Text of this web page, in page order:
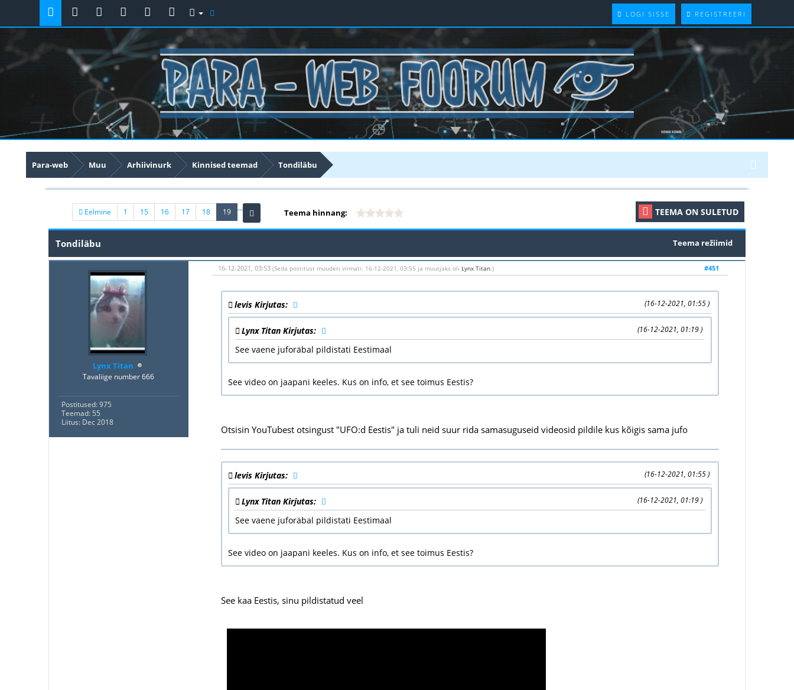
LOGI SISSE REGISTREERI
Para-web Muu Arhiivinurk Kinnised teemad Tondiläbu
Eelmine 1 ...
15 16 17 18 19(current) TEEMA ON SULETUD
Teema hinnang:
Teema režiimid
Tondiläbu
Lynx Titan
Tavaliige number 666
Postitused: 975
Teemad: 55
Liitus: Dec 2018
#451
16-12-2021, 03:53 (Seda postitust muudeti viimati: 16-12-2021, 03:55 ja muutjaks oli Lynx Titan.)
(16-12-2021, 01:55 )
levis Kirjutas:
(16-12-2021, 01:19 )
Lynx Titan Kirjutas:
See vaene juforäbal pildistati Eestimaal
See video on jaapani keeles. Kus on info, et see toimus Eestis?
Otsisin YouTubest otsingust "UFO:d Eestis" ja tuli neid suur rida samasuguseid videosid pildile kus kõigis sama jufo
(16-12-2021, 01:55 )
levis Kirjutas:
(16-12-2021, 01:19 )
Lynx Titan Kirjutas:
See vaene juforäbal pildistati Eestimaal
See video on jaapani keeles. Kus on info, et see toimus Eestis?
See kaa Eestis, sinu pildistatud veel